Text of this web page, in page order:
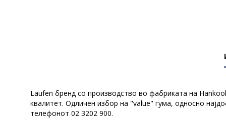
Laufen бренд со производство во фабриката на
квалитет. Одличен избор на "value" гума, односно
телефонот 02 3202 900.